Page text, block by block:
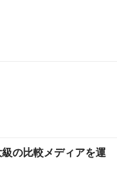
の比較メディアを運